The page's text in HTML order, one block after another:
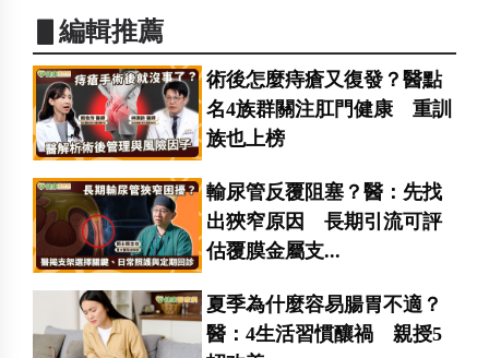
▋編輯推薦
術後怎麼痔瘡又復發？醫點
名4族群關注肛門健康 重訓
族也上榜
輸尿管反覆阻塞？醫：先找
出狹窄原因 長期引流可評
估覆膜金屬支...
夏季為什麼容易腸胃不適？
醫：4生活習慣釀禍 親授5